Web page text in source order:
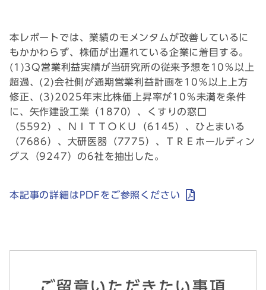
本レポートでは、業績のモメンタムが改善しているに
もかかわらず、株価が出遅れている企業に着目する。
(1)3Q営業利益実績が当研究所の従来予想を10％以上
超過、(2)会社側が通期営業利益計画を10％以上上方
修正、(3)2025年末比株価上昇率が10％未満を条件
に、矢作建設工業（1870）、くすりの窓口
（5592）、ＮＩＴＴＯＫＵ（6145）、ひとまいる
（7686）、大研医器（7775）、ＴＲＥホールディン
グス（9247）の6社を抽出した。
本記事の詳細はPDFをご参照ください
ご留意いただきたい事項